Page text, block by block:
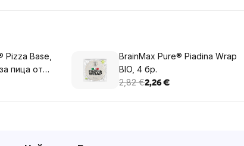
Pizza Base,
пица от
BrainMax Pure® Piadina Wrap
BIO, 4 бр.
2,82 €2,26 €